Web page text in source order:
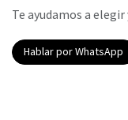
Te ayudamos a
Hablar por WhatsApp